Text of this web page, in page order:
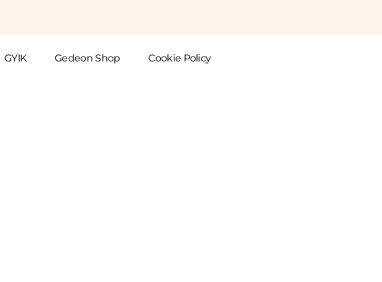
GYIK Gedeon Shop Cookie Policy